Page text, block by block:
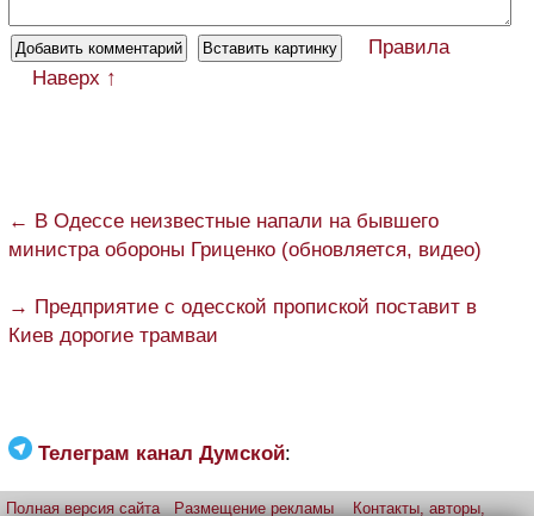
Правила
Наверх ↑
← В Одессе неизвестные напали на бывшего
министра обороны Гриценко (обновляется, видео)
→ Предприятие с одесской пропиской поставит в
Киев дорогие трамваи
Телеграм канал Думской:
Полная версия сайта Размещение рекламы Контакты, авторы,